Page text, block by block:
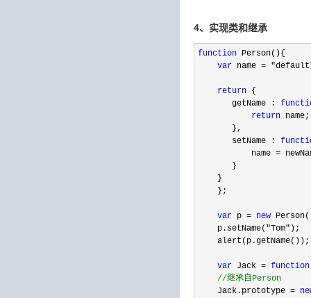
4、实现类和继承
function Person(){
var name =
return {
       getName :
return
       },
       setName :
           name
=
       }
    }
    };
var p = new
    p.setName(
"Tom" );
    alert(p.getName());
var Jack = function
//继承自Person
    Jack.prototype =